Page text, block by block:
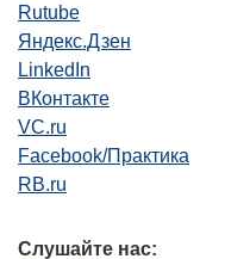
Rutube
Яндекс.Дзен
LinkedIn
ВКонтакте
VC.ru
Facebook/Практика
RB.ru
Слушайте нас: